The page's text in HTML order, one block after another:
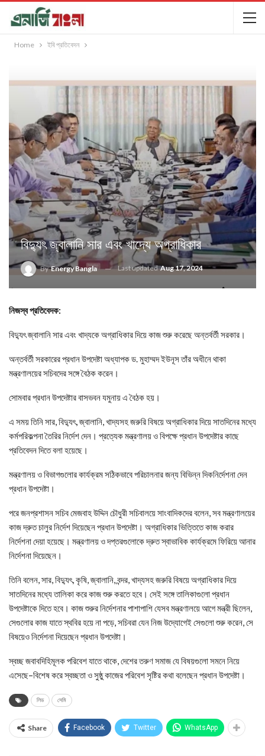
Home ইবি প্রতিবেদন
বিদ্যুৎ জ্বালানি সার এবং খাদ্যে অগ্রাধিকার
ByEnergy Bangla Last updatedAug 17, 2024
নিজস্ব প্রতিবেদক:
বিদ্যুৎ জ্বালানি সার এবং খাদ্যকে অগ্রাধিকার দিয়ে কাজ শুরু করেছে অন্তর্বর্তী সরকার।
অন্তর্বর্তী সরকারের প্রধান উপদেষ্টা অধ্যাপক ড. মুহাম্মদ ইউনূস তাঁর অধীনে থাকা
মন্ত্রণালয়ের সচিবদের সঙ্গে বৈঠক করেন।
সোমবার প্রধান উপদেষ্টার বাসভবন যমুনায় এ বৈঠক হয়।
এ সময় তিনি সার, বিদ্যুৎ, জ্বালানি, খাদ্যসহ জরুরি বিষয়ে অগ্রাধিকার দিয়ে সাতদিনের মধ্যে
কর্মপরিকল্পনা তৈরির নির্দেশ দেন। প্রত্যেক মন্ত্রণালয় ও বিপক্ষে প্রধান উপদেষ্টার কাছে
প্রতিবেদন দিতে বলা হয়েছে।
মন্ত্রণালয় ও বিভাগগুলোর কার্যক্রম সঠিকভাবে পরিচালনার জন্য বিভিন্ন দিকনির্দেশনা দেন
প্রধান উপদেষ্টা।
পরে জনপ্রশাসন সচিব মেজবাহ উদ্দিন চৌধুরী সচিবালয়ে সাংবাদিকদের বলেন, সব মন্ত্রণালয়ের
কাজ দ্রুত চালুর নির্দেশ দিয়েছেন প্রধান উপদেষ্টা। অগ্রাধিকার ভিত্তিতে কাজ করার
নির্দেশনা দেয়া হয়েছে। মন্ত্রণালয় ও দপ্তরগুলোকে দ্রুত স্বাভাবিক কার্যক্রমে ফিরিয়ে আনার
নির্দেশনা দিয়েছেন।
তিনি বলেন, সার, বিদ্যুৎ, কৃষি, জ্বালানি, বন্দর, খাদ্যসহ জরুরি বিষয়ে অগ্রাধিকার দিয়ে
সাতদিনের মধ্যে তালিকা করে কাজ শুরু করতে হবে। সেই সঙ্গে তালিকাগুলো প্রধান
উপদেষ্টাকে দিতে হবে। কাজ শুরুর নির্দেশনার পাশাপাশি যেসব মন্ত্রণালয়ে আগে মন্ত্রী ছিলেন,
সেগুলোর কাজ যাতে স্থবির হয়ে না পড়ে, সচিবরা যেন নিজ উদ্যোগেই সেগুলো শুরু করেন, সে
বিষয়েও নির্দেশনা দিয়েছেন প্রধান উপদেষ্টা।
স্বচ্ছ জবাবদিহিমূলক পরিবেশ যাতে থাকে, দেশের তরুণ সমাজ যে বিষয়গুলো সমনে নিয়ে
এসেছে–বিশেষ করে স্বচ্ছতা ও সুষ্ঠু কাজের পরিবেশ সৃষ্টির কথা বলেছেন প্রধানউপদেষ্টা।
লিড সেমি
Share Facebook Twitter WhatsApp